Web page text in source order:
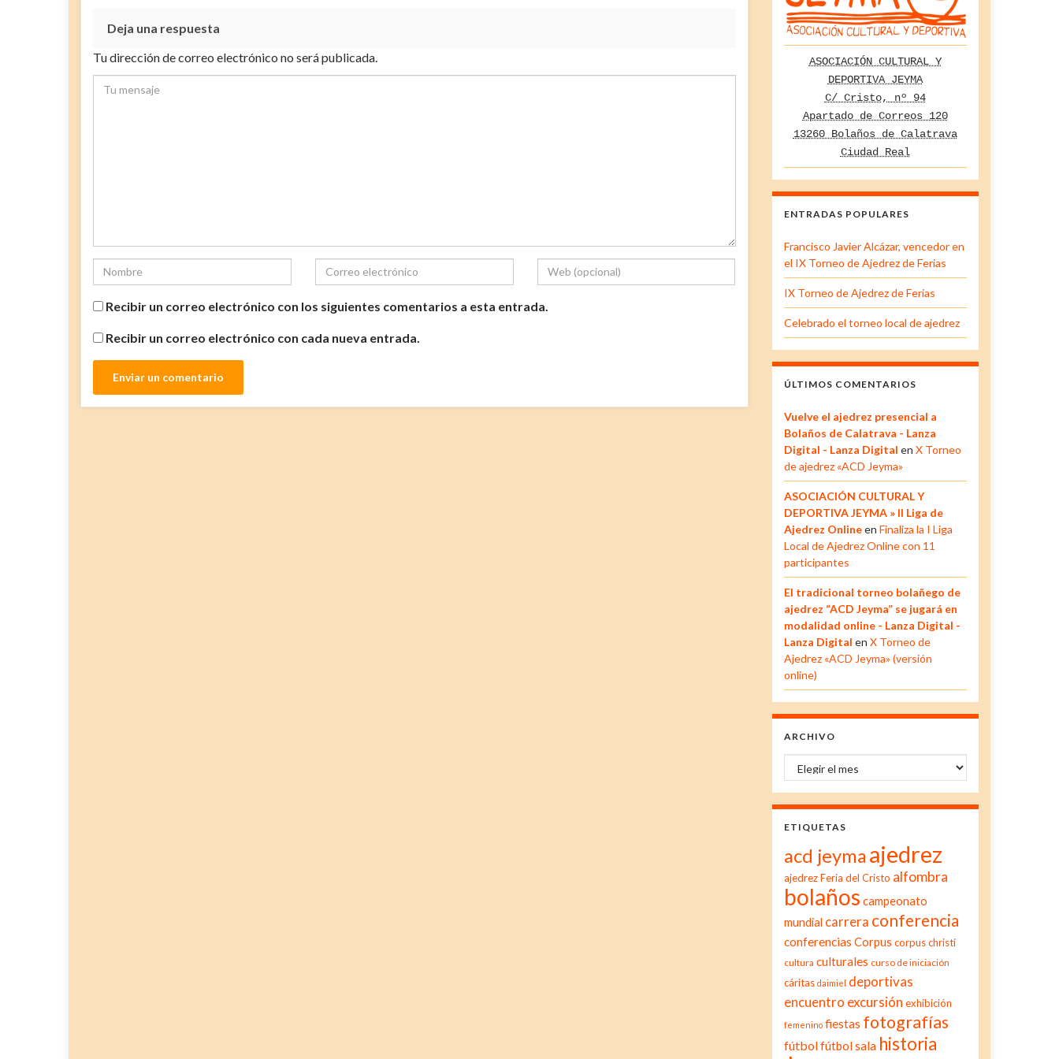
Deja una respuesta
Tu dirección de correo electrónico no será publicada.
Recibir un correo electrónico con los siguientes comentarios a esta entrada.
Recibir un correo electrónico con cada nueva entrada.
ASOCIACIÓN CULTURAL Y
DEPORTIVA JEYMA
C/ Cristo, nº 94
Apartado de Correos 120
13260 Bolaños de Calatrava
Ciudad Real
ENTRADAS POPULARES
Francisco Javier Alcázar, vencedor en
el IX Torneo de Ajedrez de Ferias
IX Torneo de Ajedrez de Ferias
Celebrado el torneo local de ajedrez
ÚLTIMOS COMENTARIOS
Vuelve el ajedrez presencial a
Bolaños de Calatrava - Lanza
Digital - Lanza Digital en X Torneo
de ajedrez «ACD Jeyma»
ASOCIACIÓN CULTURAL Y
DEPORTIVA JEYMA » II Liga de
Ajedrez Onlineen Finaliza la I Liga
Local de Ajedrez Online con 11
participantes
El tradicional torneo bolañego de
ajedrez “ACD Jeyma” se jugará en
modalidad online - Lanza Digital -
Lanza Digital en X Torneo de
Ajedrez «ACD Jeyma» (versión
online)
ARCHIVO
Archivo
ETIQUETAS
acd jeymaajedrez
ajedrez Feria del Cristo alfombra
bolaños campeonato
mundial carrera conferencia
conferencias Corpus corpus christi
cultura culturales curso de iniciación
cáritas daimiel deportivas
encuentro excursión exhibición
femenino fiestas fotografías
fútbolfútbol sala historia